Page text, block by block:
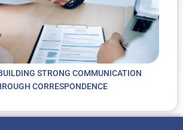
STRONG COMMUNICATION
CORRESPONDENCE